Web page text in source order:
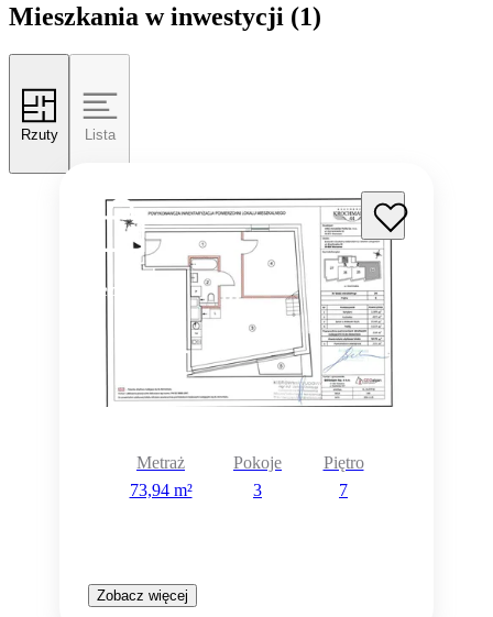
Mieszkania w inwestycji (1)
Rzuty Lista
Rezerwacja
Metraż
73,94 m²
Pokoje
3
Piętro
7
Zobacz więcej